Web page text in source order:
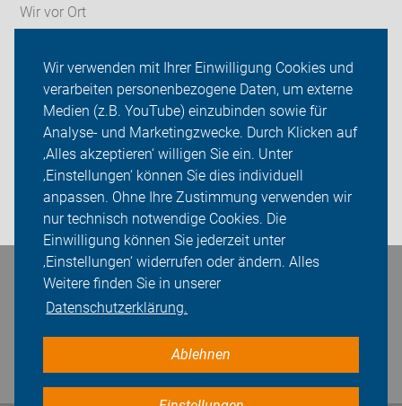
Wir verwenden mit Ihrer Einwilligung Cookies und
verarbeiten personenbezogene Daten, um externe
Medien (z.B. YouTube) einzubinden sowie für
Analyse- und Marketingzwecke. Durch Klicken auf
‚Alles akzeptieren‘ willigen Sie ein. Unter
‚Einstellungen‘ können Sie dies individuell
anpassen. Ohne Ihre Zustimmung verwenden wir
nur technisch notwendige Cookies. Die
Einwilligung können Sie jederzeit unter
‚Einstellungen‘ widerrufen oder ändern. Alles
Weitere finden Sie in unserer
Datenschutzerklärung.
Ablehnen
Wir vor Ort
ADFC Herford
Sei dabei
Presse
Login
Bleiben Sie in Kontakt